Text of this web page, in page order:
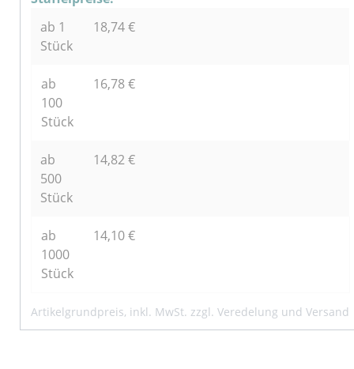
ab 1
Stück
18,74€
ab
100
Stück
16,78€
ab
500
Stück
14,82€
ab
1000
Stück
14,10€
Artikelgrundpreis, inkl. MwSt. zzgl. Veredelung und Versand